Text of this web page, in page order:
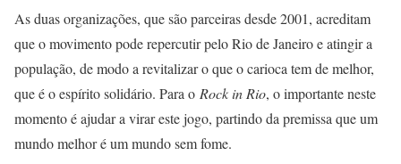
As duas organizações, que são parceiras desde 2001, acreditam
que o movimento pode repercutir pelo Rio de Janeiro e atingir a
população, de modo a revitalizar o que o carioca tem de melhor,
que é o espírito solidário. Para o Rock in Rio, o importante neste
momento é ajudar a virar este jogo, partindo da premissa que um
mundo melhor é um mundo sem fome.